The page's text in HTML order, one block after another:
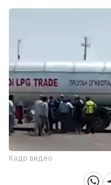
Кадр видео